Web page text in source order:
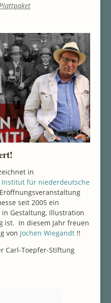
Plattpaket
in
Institut für niederdeutsche
seit 2005 ein
in Gestaltung, Illustration
ist. In diesem Jahr freuen
von Jochen Wiegandt!!
Carl-Toepfer-Stiftung